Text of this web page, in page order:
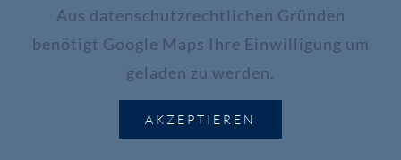
Aus datenschutzrechtlichen Gründen
benötigt Google Maps Ihre Einwilligung um
geladen zu werden.
AKZEPTIEREN